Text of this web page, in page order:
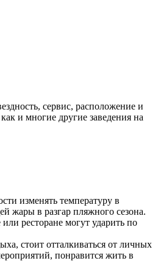
сервис, расположение и
и многие другие заведения на
изменять температуру в
жары в разгар пляжного сезона.
ресторане могут ударить по
стоит отталкиваться от личных
понравится жить в